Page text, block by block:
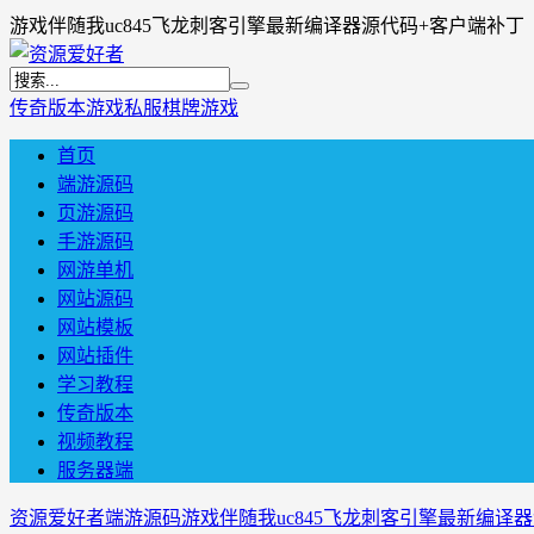
游戏伴随我uc845飞龙刺客引擎最新编译器源代码+客户端补丁
传奇版本游戏私服棋牌游戏
首页
端游源码
页游源码
手游源码
网游单机
网站源码
网站模板
网站插件
学习教程
传奇版本
视频教程
服务器端
资源爱好者端游源码游戏伴随我uc845飞龙刺客引擎最新编译